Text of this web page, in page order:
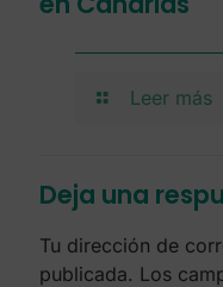
Leer más
Deja una
Tu dirección de
publicada. Los